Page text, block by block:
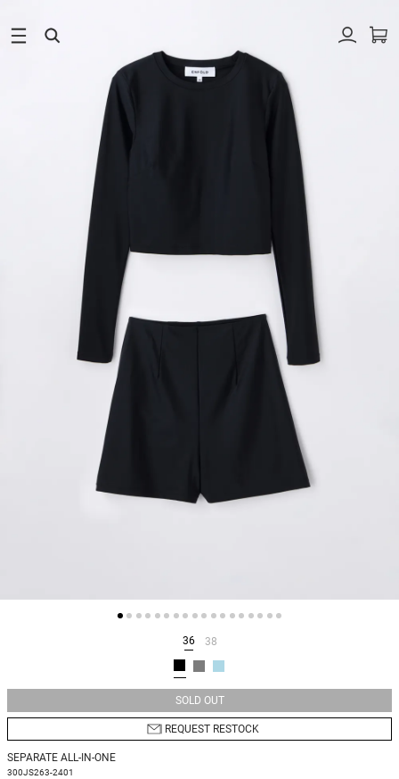
36 38
SOLD OUT
REQUEST RESTOCK
SEPARATE ALL-IN-ONE
300JS263-2401